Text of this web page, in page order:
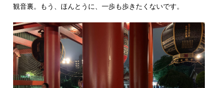
観音裏。もう、ほんとうに、一歩も歩きたくないです。